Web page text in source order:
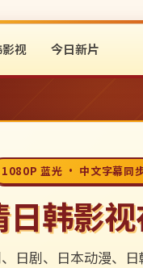
视 今日新片
1080P 蓝光 · 中文字幕同
日韩影
日剧、日本动漫、